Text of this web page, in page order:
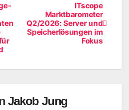
ITscope
Marktbarometer
Q2/2026: Server und
Speicherlösungen im
Fokus
Jakob Jung